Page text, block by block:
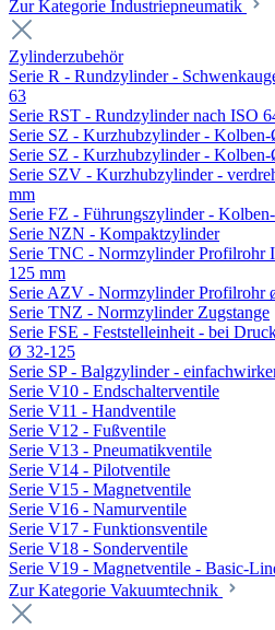
Zur Kategorie Industriepneumatik
Zylinderzubehör
Serie R - Rundzylinder -
63
Serie RST - Rundzylinder nach ISO
Serie SZ - Kurzhubzylinder -
Serie SZ - Kurzhubzylinder -
Serie SZV - Kurzhubzylinder -
mm
Serie FZ - Führungszylinder -
Serie NZN - Kompaktzylinder
Serie TNC - Normzylinder Profilrohr
125 mm
Serie AZV - Normzylinder Profilrohr
Serie TNZ - Normzylinder Zugstange
Serie FSE - Feststelleinheit - bei
Ø 32-125
Serie SP - Balgzylinder -
Serie V10 - Endschalterventile
Serie V11 - Handventile
Serie V12 - Fußventile
Serie V13 - Pneumatikventile
Serie V14 - Pilotventile
Serie V15 - Magnetventile
Serie V16 - Namurventile
Serie V17 - Funktionsventile
Serie V18 - Sonderventile
Serie V19 - Magnetventile - Basic-
Zur Kategorie Vakuumtechnik